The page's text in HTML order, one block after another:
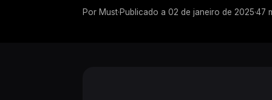
Por Must·Publicado a 02 de janeiro de 2025·47